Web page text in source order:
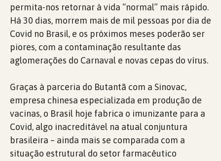
permita-nos retornar à vida “normal” mais rápido.
Há 30 dias, morrem mais de mil pessoas por dia de
Covid no Brasil, e os próximos meses poderão ser
piores, com a contaminação resultante das
aglomerações do Carnaval e novas cepas do vírus.
Graças à parceria do Butantã com a Sinovac,
empresa chinesa especializada em produção de
vacinas, o Brasil hoje fabrica o imunizante para a
Covid, algo inacreditável na atual conjuntura
brasileira – ainda mais se comparada com a
situação estrutural do setor farmacêutico